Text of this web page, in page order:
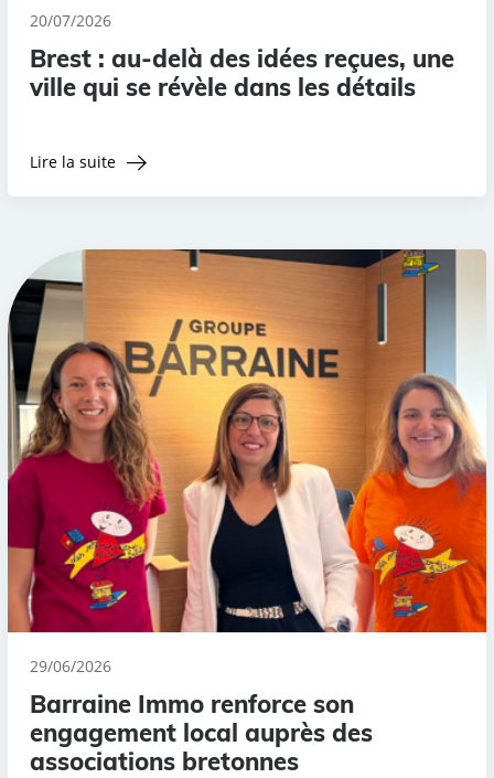
20/07/2026
Brest : au-delà des idées reçues, une
ville qui se révèle dans les détails
Lire la suite
29/06/2026
Barraine Immo renforce son
engagement local auprès des
associations bretonnes